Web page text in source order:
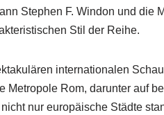
Stephen F. Windon und die
Stil der Reihe.
internationalen
Metropole Rom, darunter auf
nur europäische Städte